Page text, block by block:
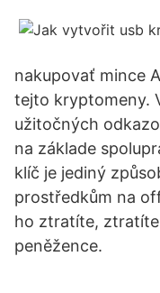
nakupovať mince
tejto kryptomeny.
užitočných
na základe
klíč je jediný
prostředkům na
ho ztratíte,
peněžence.